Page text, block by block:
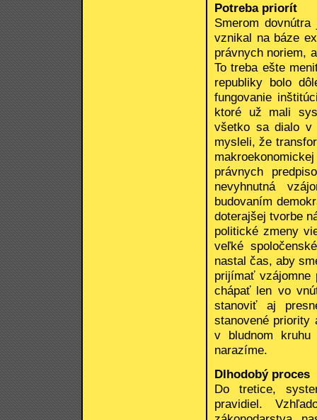
Potreba priorít
Smerom
vznikal na báze
právnych noriem,
To treba ešte
republiky bolo
fungovanie
ktoré už mali
všetko sa dialo v
mysleli, že
právnych
nevyhnutná
budovaním
doterajšej tvorbe
politické zmeny
veľké
nastal čas, aby
prijímať vzájomne
chápať len vo
stanoviť aj
stanovené priority
v bludnom
narazíme.
Dlhodobý proces
Do tretice,
pravidiel.